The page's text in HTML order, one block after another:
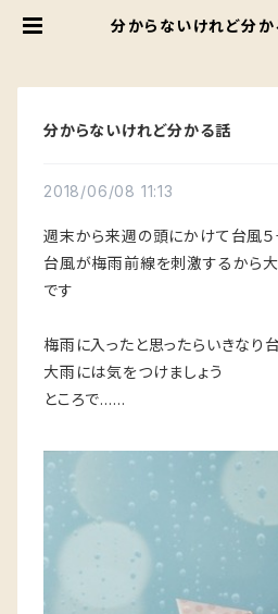
分からないけれど分
分からないけれど分かる話
2018/06/08 11:13
週末から来週の頭にかけて台風
台風が梅雨前線を刺激するから
です
梅雨に入ったと思ったらいきなり
大雨には気をつけましょう
ところで……